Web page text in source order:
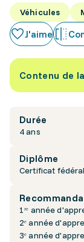
Véhicules
J'aime
Contenu de
Durée
4 ans
Diplôme
Certificat
1ʳᵉ année
2ᵉ année
3ᵉ année